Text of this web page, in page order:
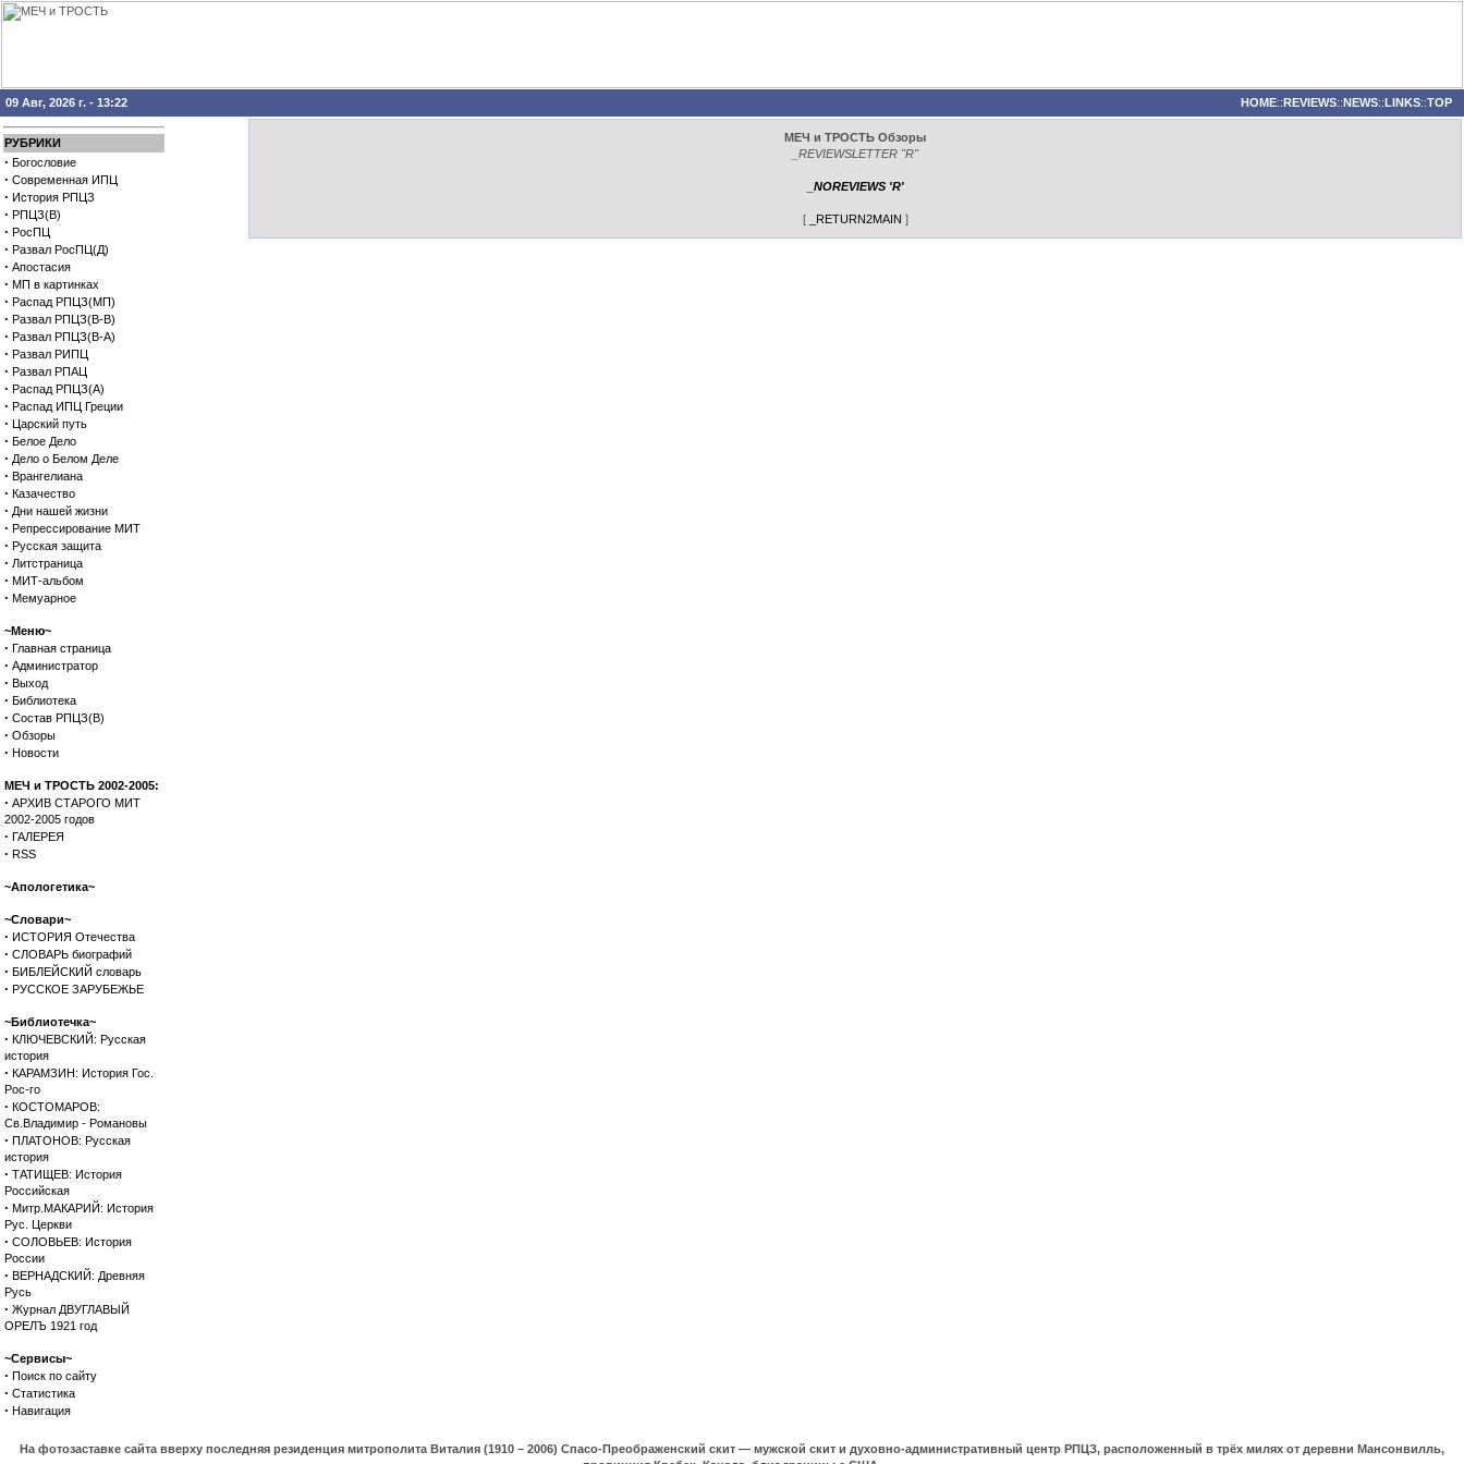
09 Авг, 2026 г. - 13:22 HOME::REVIEWS::NEWS::LINKS::TOP
РУБРИКИ
· Богословие
· Современная ИПЦ
· История РПЦЗ
· РПЦЗ(В)
· РосПЦ
· Развал РосПЦ(Д)
· Апостасия
· МП в картинках
· Распад РПЦЗ(МП)
· Развал РПЦЗ(В-В)
· Развал РПЦЗ(В-А)
· Развал РИПЦ
· Развал РПАЦ
· Распад РПЦЗ(А)
· Распад ИПЦ Греции
· Царский путь
· Белое Дело
· Дело о Белом Деле
· Врангелиана
· Казачество
· Дни нашей жизни
· Репрессирование МИТ
· Русская защита
· Литстраница
· МИТ-альбом
· Мемуарное
~Меню~
· Главная страница
· Администратор
· Выход
· Библиотека
· Состав РПЦЗ(В)
· Обзоры
· Новости
МЕЧ и ТРОСТЬ 2002-2005:
· АРХИВ СТАРОГО МИТ
2002-2005 годов
· ГАЛЕРЕЯ
· RSS
~Апологетика~
~Словари~
· ИСТОРИЯ Отечества
· СЛОВАРЬ биографий
· БИБЛЕЙСКИЙ словарь
· РУССКОЕ ЗАРУБЕЖЬЕ
~Библиотечка~
· КЛЮЧЕВСКИЙ: Русская
история
· КАРАМЗИН: История Гос.
Рос-го
· КОСТОМАРОВ:
Св.Владимир - Романовы
· ПЛАТОНОВ: Русская
история
· ТАТИЩЕВ: История
Российская
· Митр.МАКАРИЙ: История
Рус. Церкви
· СОЛОВЬЕВ: История
России
· ВЕРНАДСКИЙ: Древняя
Русь
· Журнал ДВУГЛАВЫЙ
ОРЕЛЪ 1921 год
~Сервисы~
· Поиск по сайту
· Статистика
· Навигация
МЕЧ и ТРОСТЬ Обзоры
_REVIEWSLETTER "R"
_NOREVIEWS 'R'
[ _RETURN2MAIN ]
На фотозаставке сайта вверху последняя резиденция митрополита Виталия (1910 – 2006) Спасо-Преображенский скит — мужской скит и духовно-административный центр РПЦЗ, расположенный в трёх милях от деревни Мансонвилль,